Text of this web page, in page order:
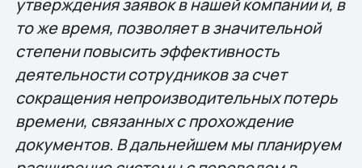
утверждения заявок в нашей компании и, в
то же время, позволяет в значительной
степени повысить эффективность
деятельности сотрудников за счет
сокращения непроизводительных потерь
времени, связанных с прохождение
документов. В дальнейшем мы планируем